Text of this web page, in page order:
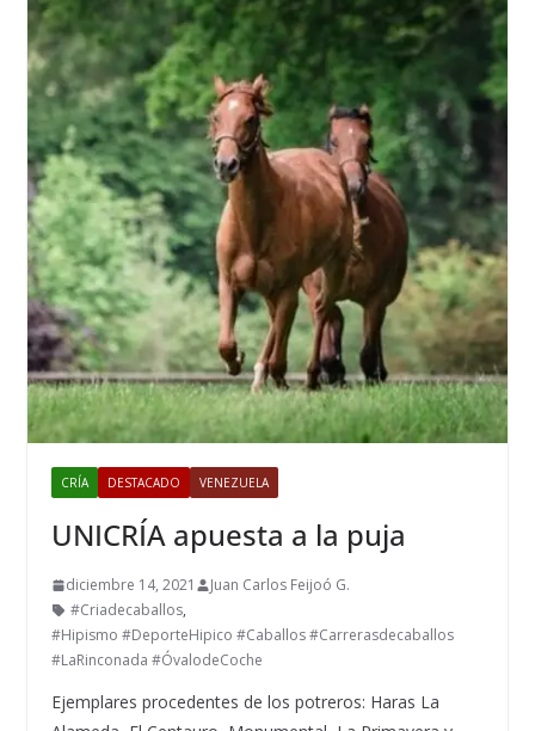
CRÍA DESTACADO VENEZUELA
UNICRÍA apuesta a la puja
diciembre 14, 2021
Juan Carlos Feijoó G.
#Criadecaballos,
#Hipismo #DeporteHipico #Caballos #Carrerasdecaballos
#LaRinconada #ÓvalodeCoche
Ejemplares procedentes de los potreros: Haras La